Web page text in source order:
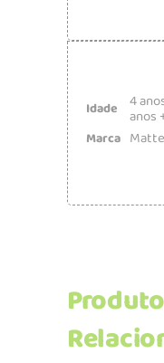
Idade 4
anos
Marca